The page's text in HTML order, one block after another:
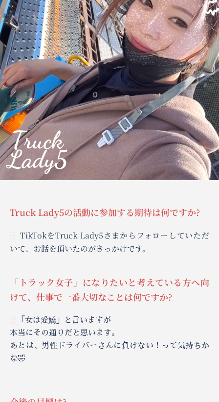
Truck Lady5の活動に参加する期待は何ですか?
TikTokをTruck Lady5さまからフォローしていただ
いて、お話を頂いたのがきっかけです。
「トラック女子」になりたいと考えている方へ向
けて、仕事で一番大切なことは何ですか?
「女は愛嬌」と言いますが
本当にその通りだと思います。
あとは、男性ドライバーさんに負けない！って気持ちか
な🤣